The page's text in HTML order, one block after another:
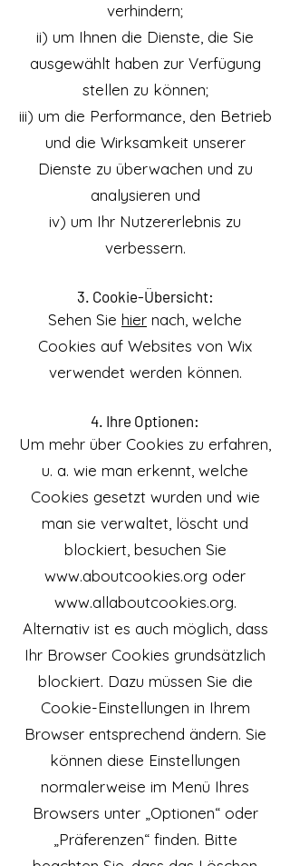
verhindern;
ii) um Ihnen die Dienste, die Sie
ausgewählt haben zur Verfügung
stellen zu können;
iii) um die Performance, den Betrieb
und die Wirksamkeit unserer
Dienste zu überwachen und zu
analysieren und
iv) um Ihr Nutzererlebnis zu
verbessern.
3. Cookie-Übersicht:
Sehen Sie hier nach, welche
Cookies auf Websites von Wix
verwendet werden können.
4. Ihre Optionen:
Um mehr über Cookies zu erfahren,
u. a. wie man erkennt, welche
Cookies gesetzt wurden und wie
man sie verwaltet, löscht und
blockiert, besuchen Sie
www.aboutcookies.org oder
www.allaboutcookies.org.
Alternativ ist es auch möglich, dass
Ihr Browser Cookies grundsätzlich
blockiert. Dazu müssen Sie die
Cookie-Einstellungen in Ihrem
Browser entsprechend ändern. Sie
können diese Einstellungen
normalerweise im Menü Ihres
Browsers unter „Optionen“ oder
„Präferenzen“ finden. Bitte